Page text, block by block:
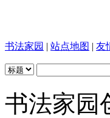
书法家园 | 站点地图 | 友
书法家园